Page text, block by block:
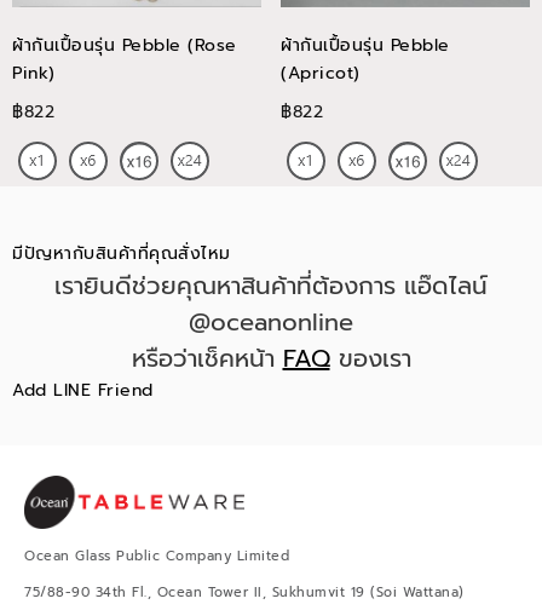
ผ้ากันเปื้อนรุ่น Pebble (Rose
Pink)
฿822
ผ้ากันเปื้อนรุ่น Pebble
(Apricot)
฿822
มีปัญหากับสินค้าที่คุณสั่งไหม
เรายินดีช่วยคุณหาสินค้าที่ต้องการ แอ๊ดไลน์
@oceanonline
หรือว่าเช็คหน้าFAQของเรา
Add LINE Friend
Ocean Glass Public Company Limited
75/88-90 34th Fl., Ocean Tower II, Sukhumvit 19 (Soi Wattana)